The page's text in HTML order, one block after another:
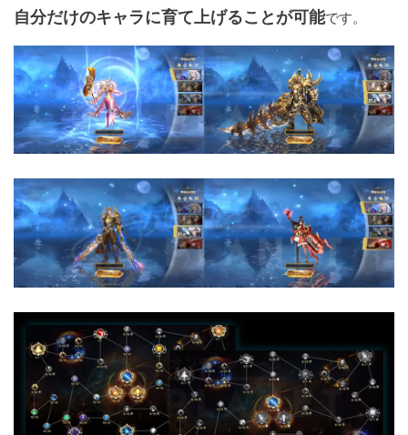
自分だけのキャラに育て上げることが可能です。